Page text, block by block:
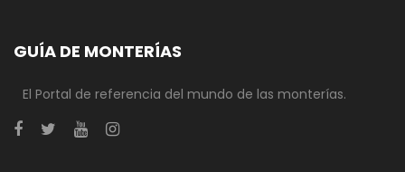
GUÍA DE MONTERÍAS
El Portal de referencia del mundo de las monterías.